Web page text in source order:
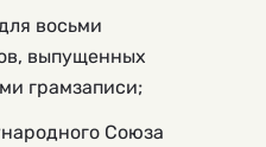
восьми
выпущенных
грамзаписи;
Союза